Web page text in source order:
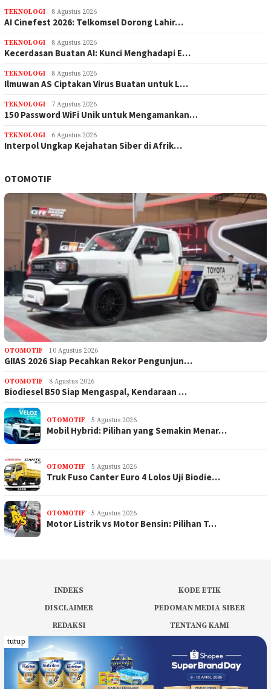
TEKNOLOGI 8 Agustus 2026
AI Cinefest 2026: Telkomsel Dorong Lahir…
TEKNOLOGI 8 Agustus 2026
Kecerdasan Buatan AI: Kunci Menghadapi E…
TEKNOLOGI 8 Agustus 2026
Ilmuwan AS Ciptakan Virus Buatan untuk L…
TEKNOLOGI 7 Agustus 2026
150 Password WiFi Unik untuk Mengamankan…
TEKNOLOGI 6 Agustus 2026
Interpol Ungkap Kejahatan Siber di Afrik…
OTOMOTIF
OTOMOTIF 10 Agustus 2026
GIIAS 2026 Siap Pecahkan Rekor Pengunjun…
OTOMOTIF 8 Agustus 2026
Biodiesel B50 Siap Mengaspal, Kendaraan …
OTOMOTIF 5 Agustus 2026
Mobil Hybrid: Pilihan yang Semakin Menar…
OTOMOTIF 5 Agustus 2026
Truk Fuso Canter Euro 4 Lolos Uji Biodie…
OTOMOTIF 5 Agustus 2026
Motor Listrik vs Motor Bensin: Pilihan T…
INDEKS
KODE ETIK
DISCLAIMER
PEDOMAN MEDIA SIBER
REDAKSI
TENTANG KAMI
tutup